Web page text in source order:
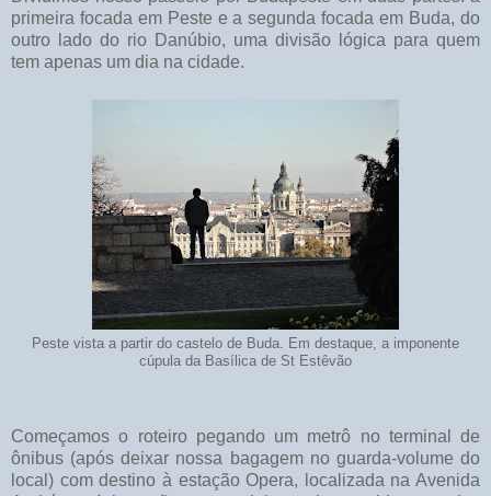
primeira focada em Peste e a segunda focada em Buda, do
outro lado do rio Danúbio, uma divisão lógica para quem
tem apenas um dia na cidade.
Peste vista a partir do castelo de Buda. Em destaque, a imponente
cúpula da Basílica de St Estêvão
Começamos o roteiro pegando um metrô no terminal de
ônibus (após deixar nossa bagagem no guarda-volume do
local) com destino à estação Opera, localizada na Avenida